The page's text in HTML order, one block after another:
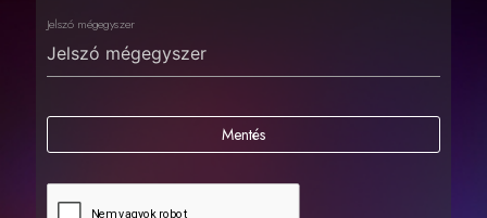
Jelszó mégegyszer
Mentés